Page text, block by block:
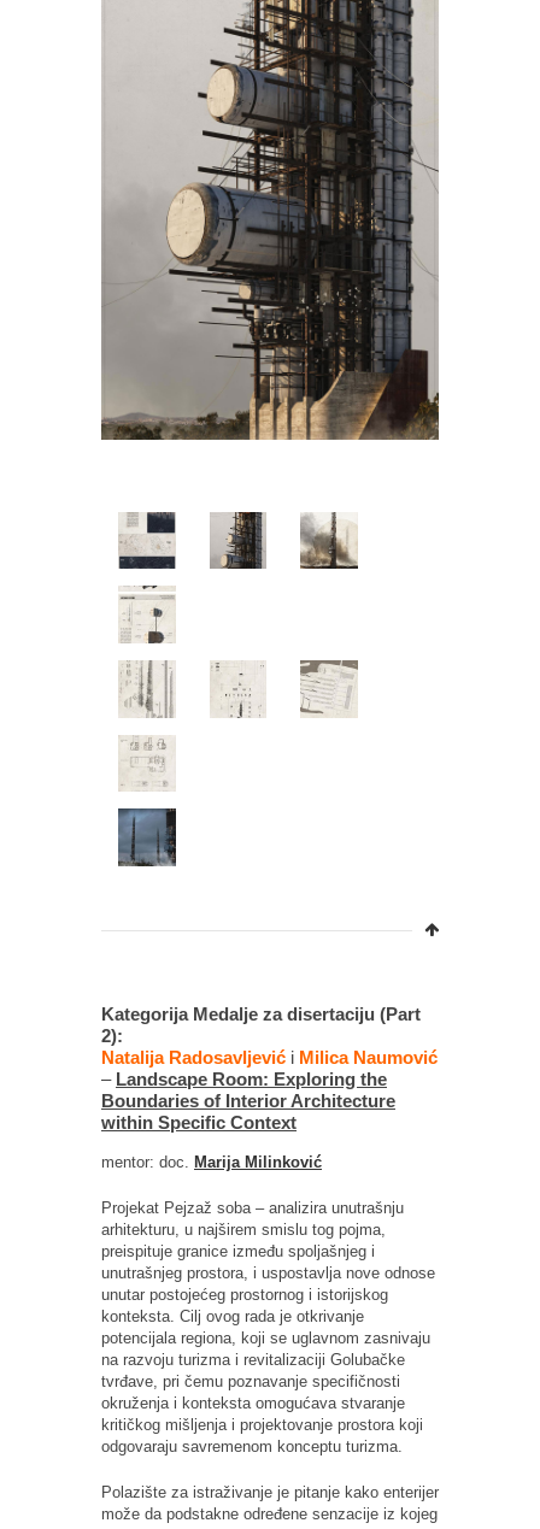
Kategorija Medalje za disertaciju (Part
2):
Natalija Radosavljević i Milica Naumović
– Landscape Room: Exploring the
Boundaries of Interior Architecture
within Specific Context
mentor: doc. Marija Milinković
Projekat Pejzaž soba – analizira unutrašnju
arhitekturu, u najširem smislu tog pojma,
preispituje granice između spoljašnjeg i
unutrašnjeg prostora, i uspostavlja nove odnose
unutar postojećeg prostornog i istorijskog
konteksta. Cilj ovog rada je otkrivanje
potencijala regiona, koji se uglavnom zasnivaju
na razvoju turizma i revitalizaciji Golubačke
tvrđave, pri čemu poznavanje specifičnosti
okruženja i konteksta omogućava stvaranje
kritičkog mišljenja i projektovanje prostora koji
odgovaraju savremenom konceptu turizma.
Polazište za istraživanje je pitanje kako enterijer
može da podstakne određene senzacije iz kojeg